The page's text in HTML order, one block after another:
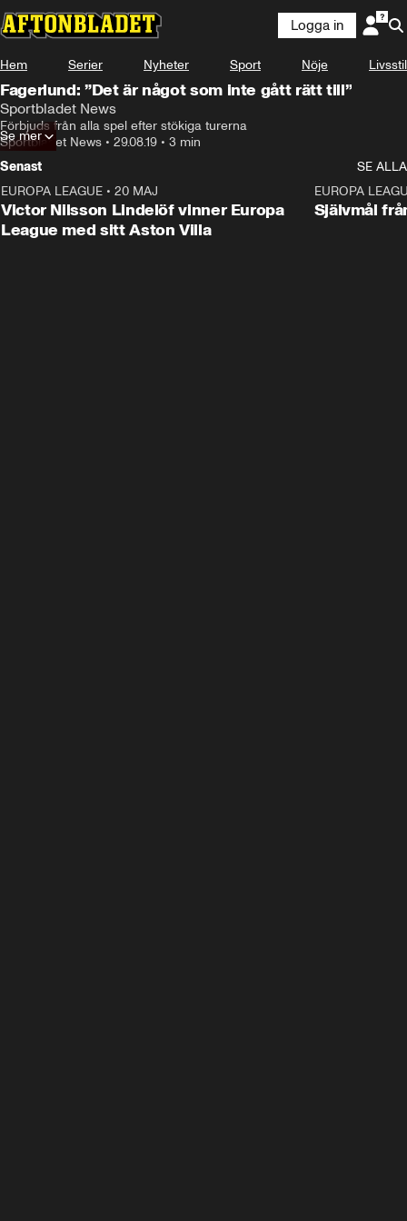
Logga in
Hem Serier Nyheter Sport Nöje Livsstil
Fagerlund: ”Det är något som inte gått rätt till”
Sportbladet News
Förbjuds från alla spel efter stökiga turerna
Sportbladet News • 29.08.19 • 3 min
Se mer
Senast
SE ALLA
EUROPA LEAGUE • 20 MAJ
Victor Nilsson Lindelöf vinner Europa
League med sitt Aston Villa
EUROPA
Självmål